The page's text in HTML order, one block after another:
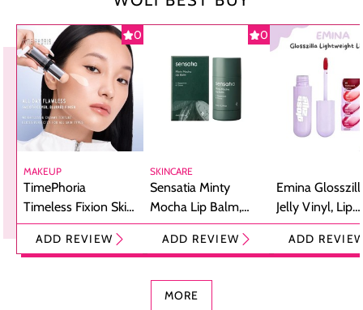
0
MAKEUP
TimePhoria
Timeless Fixion Skin
Tint Stick,
Foundation dan
ADD REVIEW
0
SKINCARE
Sensatia Minty
Mocha Lip Balm,
Pelembap Bibir
dengan Aroma
ADD REVIEW
Emina
Jelly Vinyl, Lip
Cream Glossy
Ringan
ADD
MORE